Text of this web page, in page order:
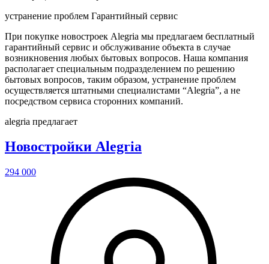
устранение проблем Гарантийный сервис
При покупке новостроек Alegria мы предлагаем бесплатный
гарантийный сервис и обслуживание объекта в случае
возникновения любых бытовых вопросов. Наша компания
располагает специальным подразделением по решению
бытовых вопросов, таким образом, устранение проблем
осуществляется штатными специалистами “Alegria”, а не
посредством сервиса сторонних компаний.
alegria предлагает
Новостройки Alegria
294 000